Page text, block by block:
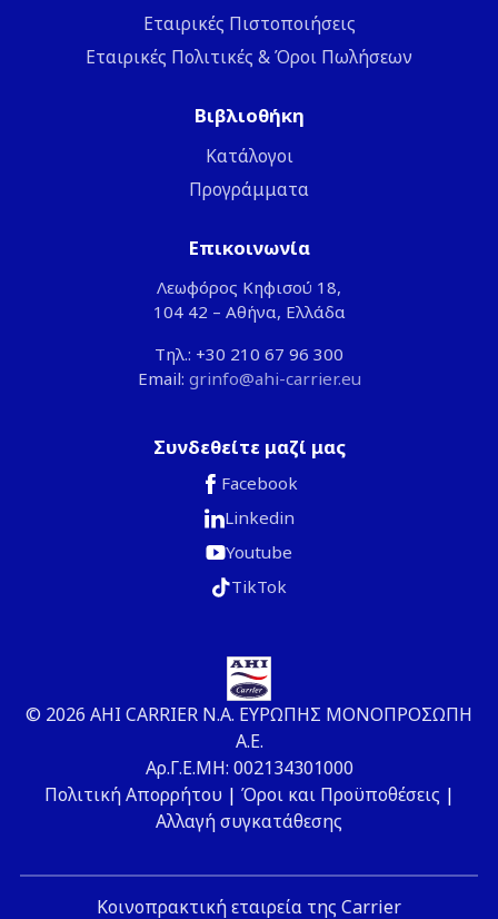
Εταιρικές Πιστοποιήσεις
Εταιρικές Πολιτικές & Όροι Πωλήσεων
Βιβλιοθήκη
Κατάλογοι
Προγράμματα
Επικοινωνία
Λεωφόρος Κηφισού 18,
104 42 – Αθήνα, Ελλάδα
Τηλ.: +30 210 67 96 300
Email: grinfo@ahi-carrier.eu
Συνδεθείτε μαζί μας
Facebook
Linkedin
Youtube
TikTok
© 2026 ΑΗΙ CARRIER Ν.Α. ΕΥΡΩΠΗΣ ΜΟΝΟΠΡΟΣΩΠΗ
Α.Ε.
Αρ.Γ.Ε.ΜΗ: 002134301000
Πολιτική Απορρήτου | Όροι και Προϋποθέσεις |
Αλλαγή συγκατάθεσης
Κοινοπρακτική εταιρεία της Carrier